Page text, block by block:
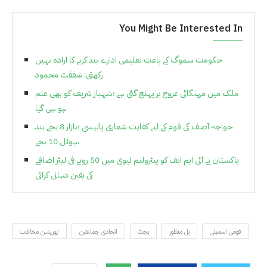
You Might Be Interested In
حکومت سموگ کے باعث تعلیمی ادارے بند کرنے کا ارادہ نہیں
رکھتی: شفقت محمود
ملک میں مہنگائی عروج پر پہنچ گئی ہے ؛شہباز شریف کو بھی علم
ہو ہی گیا
خواجہ آصف کی قوم کے لیے کفایت شعاری پالیسی ؛بازار 8 بجے بند
،ہوٹل 10 بجے
پاکستان نے آئی ایم ایف کو پیٹرولیم لیوی میں 50 روپے فی لیٹر اضافے
کی یقین دہانی کرائی
اپوزیشن مخالفت اتحادی جماعتین بجٹ بل منظور قومی اسمبلی